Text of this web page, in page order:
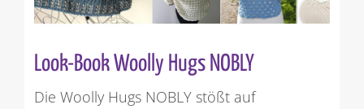
Look-Book Woolly Hugs NOBLY
Die Woolly Hugs NOBLY stößt auf